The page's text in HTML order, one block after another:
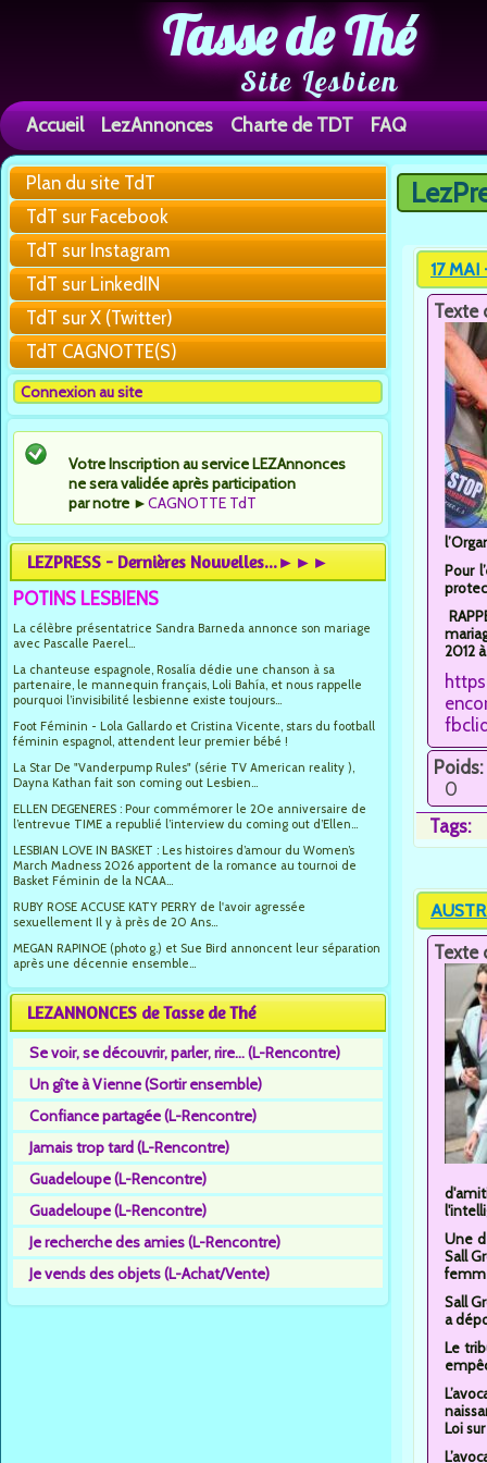
Tasse de Thé
Site Lesbien
Accueil LezAnnonces Charte de TDT FAQ
Plan du site TdT
TdT sur Facebook
TdT sur Instagram
TdT sur LinkedIN
TdT sur X (Twitter)
TdT CAGNOTTE(S)
Connexion au site
Votre Inscription au service LEZAnnonces
ne sera validée après participation
par notre ►CAGNOTTE TdT
LEZPRESS - Dernières Nouvelles...►►►
POTINS LESBIENS
La célèbre présentatrice Sandra Barneda annonce son mariage
avec Pascalle Paerel...
La chanteuse espagnole, Rosalía dédie une chanson à sa
partenaire, le mannequin français, Loli Bahía, et nous rappelle
pourquoi l’invisibilité lesbienne existe toujours...
Foot Féminin - Lola Gallardo et Cristina Vicente, stars du football
féminin espagnol, attendent leur premier bébé !
La Star De "Vanderpump Rules" (série TV American reality ),
Dayna Kathan fait son coming out Lesbien...
ELLEN DEGENERES : Pour commémorer le 20e anniversaire de
l’entrevue TIME a republié l’interview du coming out d’Ellen...
LESBIAN LOVE IN BASKET : Les histoires d’amour du Women’s
March Madness 2026 apportent de la romance au tournoi de
Basket Féminin de la NCAA...
RUBY ROSE ACCUSE KATY PERRY de l'avoir agressée
sexuellement Il y à près de 20 Ans...
MEGAN RAPINOE (photo g.) et Sue Bird annoncent leur séparation
après une décennie ensemble...
LEZANNONCES de Tasse de Thé
Se voir, se découvrir, parler, rire... (L-Rencontre)
Un gîte à Vienne (Sortir ensemble)
Confiance partagée (L-Rencontre)
Jamais trop tard (L-Rencontre)
Guadeloupe (L-Rencontre)
Guadeloupe (L-Rencontre)
Je recherche des amies (L-Rencontre)
Je vends des objets (L-Achat/Vente)
Vous
17 MAI
Texte
Pour
2012
Poids:
0
Tags:
Texte
Une
Sall
Sall
a
Le
Loi